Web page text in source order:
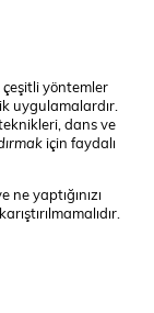
çeşitli yöntemler
uygulamalardır.
dans ve
için faydalı
yaptığınızı